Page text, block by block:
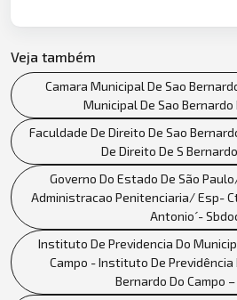
Veja também
Camara Municipal De Sao
Municipal De Sao Bernardo
Faculdade De Direito De Sao
De Direito De S
Governo Do Estado De São
Administracao Penitenciaria/ Esp-
Antonio´-
Instituto De Previdencia Do
Campo - Instituto De Previdência
Bernardo Do Campo